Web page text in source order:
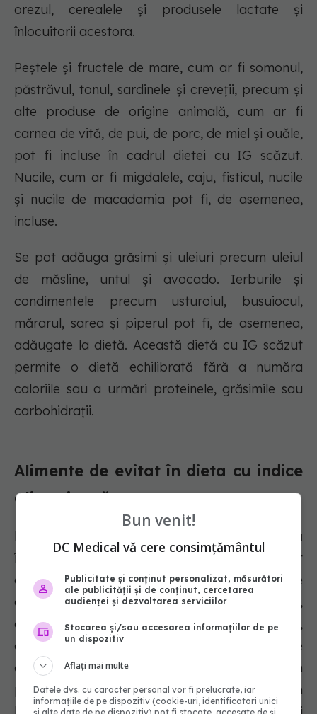
orezul, cerealele și produsele lactate și
înlocuitorii acestora.
Peștele și fructele de mare, cum ar fi somonul,
păstrăvul, tonul, sardinele și creveții, precum și
alte produse de origine animală, cum ar fi
carnea de vită, de pui, de porc, de miel și ouăle,
pot fi incluse în cadrul dietei cu IG scăzut.
Nucile, cum ar fi migdalele, caju, fisticul, nucile
și nucile de macadamia pot fi, de asemenea,
incluse.
Se pot adăuga grăsimi și uleiuri precum uleiul
de măsline, untul și avocado. Ierburile și
condimentele precum usturoiul, busuiocul,
mărarul, sarea și piperul pot fi, de asemenea,
adăugate la dietă. Această dietă cu IG scăzut
permite o dietă echilibrată fără a număra
caloriile sau a urmări proteinele, grăsimile sau
carbohidrații.
Alimente de evitat în dieta cu indice
glicemic scăzut
Dieta cu indice glicemic scăzut încurajează
înlocuirea alimentelor cu indice glicemic ridicat
cu alternative cu indice glicemic scăzut. Printre
opțiunile comune se numără pâinea albă,
covrigii, soiurile de cartofi, pastele de porumb,
orezul, înlocuitorii de lactate precum laptele de
orez și laptele de ovăz, fructele precum
pepenele galben, gustările sărate precum
Bun venit!
DC Medical vă cere consimțământul
Publicitate și conținut personalizat, măsurători
ale publicității și de conținut, cercetarea
audienței și dezvoltarea serviciilor
Stocarea și/sau accesarea informațiilor de pe
un dispozitiv
Aflați mai multe
Datele dvs. cu caracter personal vor fi prelucrate, iar
informațiile de pe dispozitiv (cookie-uri, identificatori unici